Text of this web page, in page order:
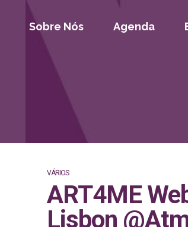
Sobre Nós Agenda
VÁRIOS
ART4ME
Lisbon